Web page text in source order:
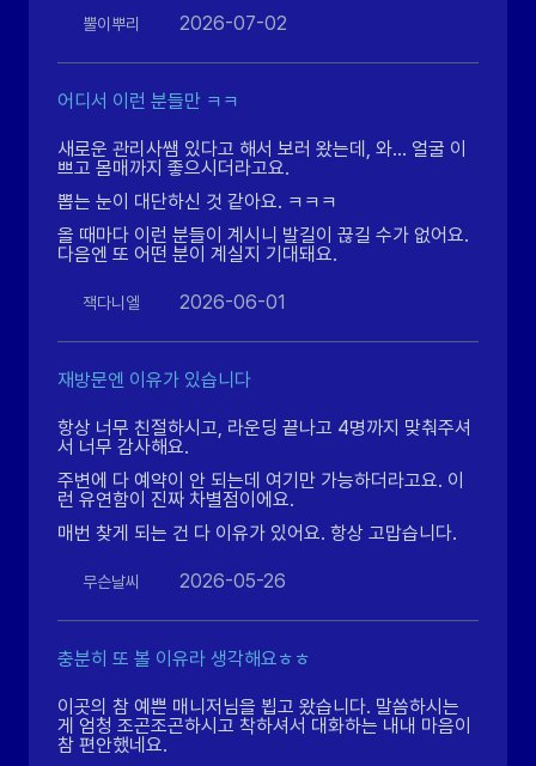
뿔이뿌리 2026-07-02
어디서 이런 분들만 ㅋㅋ
새로운 관리사쌤 있다고 해서 보러 왔는데, 와... 얼굴 이
쁘고 몸매까지 좋으시더라고요.
뽑는 눈이 대단하신 것 같아요. ㅋㅋㅋ
올 때마다 이런 분들이 계시니 발길이 끊길 수가 없어요.
다음엔 또 어떤 분이 계실지 기대돼요.
잭다니엘 2026-06-01
재방문엔 이유가 있습니다
항상 너무 친절하시고, 라운딩 끝나고 4명까지 맞춰주셔
서 너무 감사해요.
주변에 다 예약이 안 되는데 여기만 가능하더라고요. 이
런 유연함이 진짜 차별점이에요.
매번 찾게 되는 건 다 이유가 있어요. 항상 고맙습니다.
무슨날씨 2026-05-26
충분히 또 볼 이유라 생각해요ㅎㅎ
이곳의 참 예쁜 매니저님을 뵙고 왔습니다. 말씀하시는
게 엄청 조곤조곤하시고 착하셔서 대화하는 내내 마음이
참 편안했네요.